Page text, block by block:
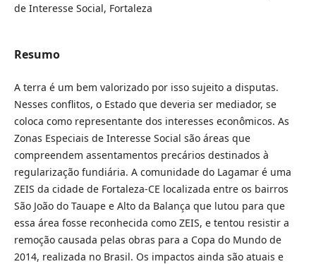
de Interesse Social, Fortaleza
Resumo
A terra é um bem valorizado por isso sujeito a disputas.
Nesses conflitos, o Estado que deveria ser mediador, se
coloca como representante dos interesses econômicos. As
Zonas Especiais de Interesse Social são áreas que
compreendem assentamentos precários destinados à
regularização fundiária. A comunidade do Lagamar é uma
ZEIS da cidade de Fortaleza-CE localizada entre os bairros
São João do Tauape e Alto da Balança que lutou para que
essa área fosse reconhecida como ZEIS, e tentou resistir a
remoção causada pelas obras para a Copa do Mundo de
2014, realizada no Brasil. Os impactos ainda são atuais e